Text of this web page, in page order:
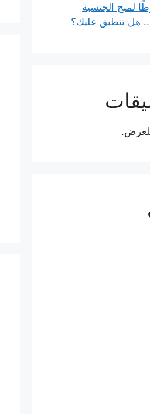
لمنح الجنسية
هل تنطبق عليك؟